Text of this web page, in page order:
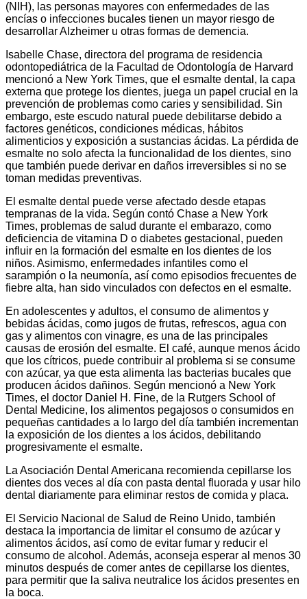
(NIH), las personas mayores con enfermedades de las
encías o infecciones bucales tienen un mayor riesgo de
desarrollar Alzheimer u otras formas de demencia.
Isabelle Chase, directora del programa de residencia
odontopediátrica de la Facultad de Odontología de Harvard
mencionó a New York Times, que el esmalte dental, la capa
externa que protege los dientes, juega un papel crucial en la
prevención de problemas como caries y sensibilidad. Sin
embargo, este escudo natural puede debilitarse debido a
factores genéticos, condiciones médicas, hábitos
alimenticios y exposición a sustancias ácidas. La pérdida de
esmalte no solo afecta la funcionalidad de los dientes, sino
que también puede derivar en daños irreversibles si no se
toman medidas preventivas.
El esmalte dental puede verse afectado desde etapas
tempranas de la vida. Según contó Chase a New York
Times, problemas de salud durante el embarazo, como
deficiencia de vitamina D o diabetes gestacional, pueden
influir en la formación del esmalte en los dientes de los
niños. Asimismo, enfermedades infantiles como el
sarampión o la neumonía, así como episodios frecuentes de
fiebre alta, han sido vinculados con defectos en el esmalte.
En adolescentes y adultos, el consumo de alimentos y
bebidas ácidas, como jugos de frutas, refrescos, agua con
gas y alimentos con vinagre, es una de las principales
causas de erosión del esmalte. El café, aunque menos ácido
que los cítricos, puede contribuir al problema si se consume
con azúcar, ya que esta alimenta las bacterias bucales que
producen ácidos dañinos. Según mencionó a New York
Times, el doctor Daniel H. Fine, de la Rutgers School of
Dental Medicine, los alimentos pegajosos o consumidos en
pequeñas cantidades a lo largo del día también incrementan
la exposición de los dientes a los ácidos, debilitando
progresivamente el esmalte.
La Asociación Dental Americana recomienda cepillarse los
dientes dos veces al día con pasta dental fluorada y usar hilo
dental diariamente para eliminar restos de comida y placa.
El Servicio Nacional de Salud de Reino Unido, también
destaca la importancia de limitar el consumo de azúcar y
alimentos ácidos, así como de evitar fumar y reducir el
consumo de alcohol. Además, aconseja esperar al menos 30
minutos después de comer antes de cepillarse los dientes,
para permitir que la saliva neutralice los ácidos presentes en
la boca.